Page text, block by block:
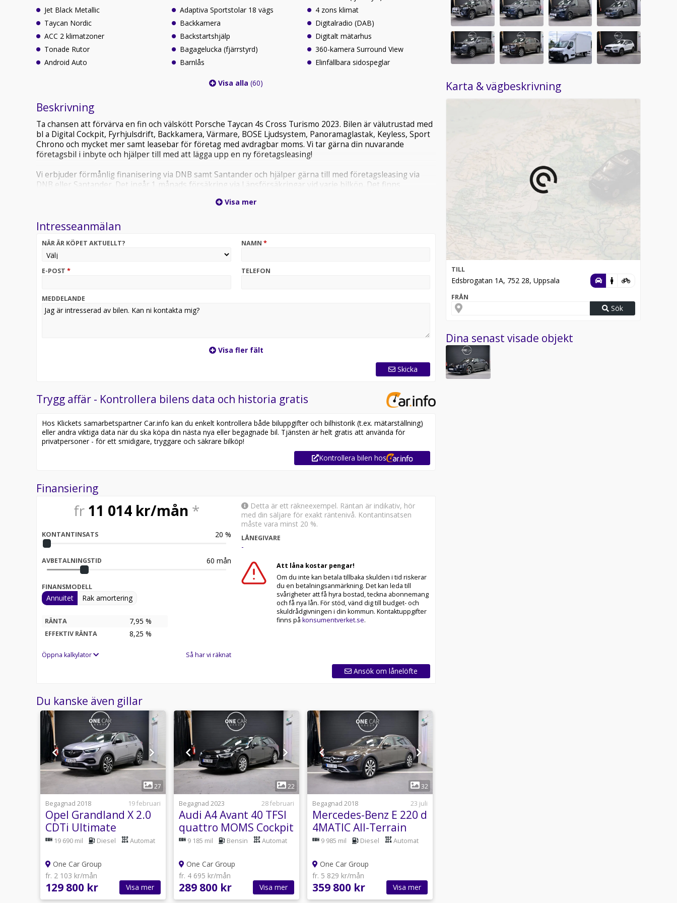
Jet Black Metallic
Taycan Nordic
ACC 2 klimatzoner
Tonade Rutor
Android Auto
Adaptiva Sportstolar 18 vägs
Backkamera
Backstartshjälp
Bagagelucka (fjärrstyrd)
Barnlås
4 zons klimat
Digitalradio (DAB)
Digitalt mätarhus
360-kamera Surround View
Elinfällbara sidospeglar
Visa alla(60)
Beskrivning
Ta chansen att förvärva en fin och välskött Porsche Taycan 4s Cross Turismo 2023. Bilen är välutrustad med
bl a Digital Cockpit, Fyrhjulsdrift, Backkamera, Värmare, BOSE Ljudsystem, Panoramaglastak, Keyless, Sport
Chrono och mycket mer samt leasebar för företag med avdragbar moms. Vi tar gärna din nuvarande
företagsbil i inbyte och hjälper till med att lägga upp en ny företagsleasing!
Vi erbjuder förmånlig finanisering via DNB samt Santander och hjälper gärna till med företagsleasing via
DNB eller Santander. Det ingår 1 månads försäkring via Länsförsäkringar vid varje bilköp. Det finns
För mer information, kontakta oss på 018-323280.
Visa mer
Intresseanmälan
NÄR ÄR KÖPET AKTUELLT? NAMN *
E-POST * TELEFON
MEDDELANDE
Visa fler fält
Skicka
Trygg affär - Kontrollera bilens data och historia gratis
Hos Klickets samarbetspartner Car.info kan du enkelt kontrollera både biluppgifter och bilhistorik (t.ex. mätarställning)
eller andra viktiga data när du ska köpa din nästa nya eller begagnade bil. Tjänsten är helt gratis att använda för
privatpersoner - för ett smidigare, tryggare och säkrare bilköp!
Kontrollera bilen hos
Finansiering
fr 11 014kr/mån *
KONTANTINSATS 20 %
AVBETALNINGSTID 60 mån
FINANSMODELL
Annuitet Rak amortering
RÄNTA 7,95 %
EFFEKTIV RÄNTA 8,25 %
Öppna kalkylator Så har vi räknat
Detta är ett räkneexempel. Räntan är indikativ, hör
med din säljare för exakt räntenivå. Kontantinsatsen
måste vara minst 20 %.
LÅNEGIVARE
-
Att låna kostar pengar!
Om du inte kan betala tillbaka skulden i tid riskerar
du en betalningsanmärkning. Det kan leda till
svårigheter att få hyra bostad, teckna abonnemang
och få nya lån. För stöd, vänd dig till budget- och
skuldrådgivningen i din kommun. Kontaktuppgifter
finns på konsumentverket.se.
Ansök om lånelöfte
Du kanske även gillar
27
Begagnad 2018
19 februari
Opel Grandland X 2.0
CDTi Ultimate
Nybesiktigad Drag
19 690 mil Diesel Automat
One Car Group
fr. 2 103 kr/mån
129 800 kr Visa mer
22
Begagnad 2023
28 februari
Audi A4 Avant 40 TFSI
quattro MOMS Cockpit
Värmare Kamera
9 185 mil Bensin Automat
One Car Group
fr. 4 695 kr/mån
289 800 kr Visa mer
1
32
Begagnad 2018
23 juli
Mercedes-Benz E 220 d
4MATIC All-Terrain
*OBS SE
9 985 mil Diesel Automat
One Car Group
fr. 5 829 kr/mån
359 800 kr Visa mer
Karta & vägbeskrivning
TILL
Edsbrogatan 1A, 752 28, Uppsala
FRÅN
Sök
Dina senast visade objekt